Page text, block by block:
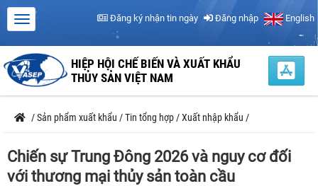
Đăng ký nhận tin ngày Đăng nhập English
HIỆP HỘI CHẾ BIẾN VÀ XUẤT KHẨU
THỦY SẢN VIỆT NAM
/Sản phẩm xuất khẩu /Tin tổng hợp /Xuất nhập khẩu /
Chiến sự Trung Đông 2026 và nguy cơ đối
với thương mại thủy sản toàn cầu